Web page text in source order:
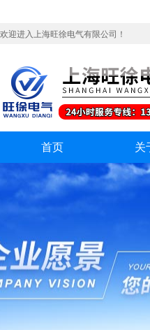
欢迎进入上海旺徐电气有限公司！
首页 关